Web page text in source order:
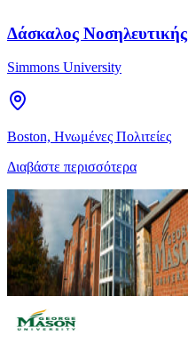
Δάσκαλος Νοσηλευτικής
Simmons University
Boston, Ηνωμένες Πολιτείες
Διαβάστε περισσότερα